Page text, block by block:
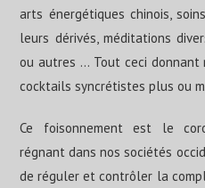
arts énergétiques chinois,
leurs dérivés, méditations
ou autres … Tout ceci
cocktails syncrétistes plus ou
Ce foisonnement est le
régnant dans nos sociétés
de réguler et contrôler la